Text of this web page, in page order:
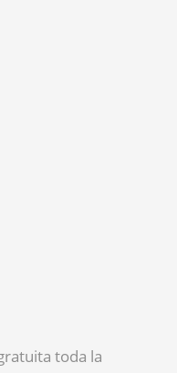
toda la